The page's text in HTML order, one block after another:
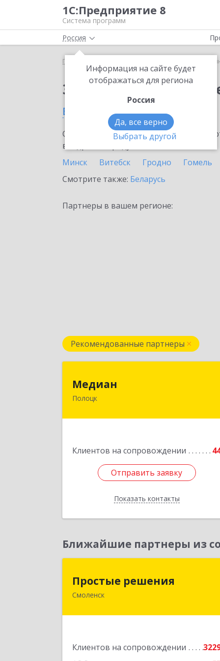
1С:Предприятие 8
Система программ
Россия
Информация на сайте будет
отображаться для региона
Россия
Да, все верно
Выбрать другой
Главная
Заказать 1С:Синтез
в Полоцке
Ознакомьтесь с информационными
внедрение продукта.
Минск
Витебск Гродно Гомель
Смотрите также: Беларусь
Партнеры в вашем регионе:
Рекомендованные партнеры
Медиан
Полоцк
Клиентов на сопровождении
Отправить заявку
Показать контакты
Отправить заявку
Назад
Ближайшие партнеры из
Простые решения
Смоленск
Клиентов на сопровождении
214015, Смоленская обл, Смоленск г,